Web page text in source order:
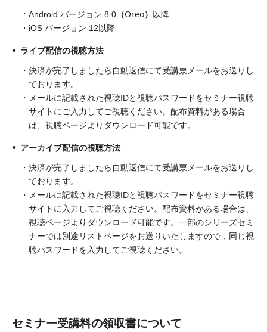
Android バージョン 8.0 （Oreo）
以降
iOS バージョン 12以降
ライブ配信の視聴方法
決済が完了しましたら自動返信にて受講票メールをお送りし
ております。
メールに記載された視聴IDと視聴パスワードをセミナー視聴
サイトにご入力してご視聴ください。配布資料がある場合
は、視聴ページよりダウンロード可能です。
アーカイブ配信の視聴方法
決済が完了しましたら自動返信にて受講票メールをお送りし
ております。
メールに記載された視聴IDと視聴パスワードをセミナー視聴
サイトに入力してご視聴ください。配布資料がある場合は、
視聴ページよりダウンロード可能です。一部のシリーズセミ
ナーでは別途リストページをお送りいたしますので，同じ視
聴パスワードを入力してご視聴ください。
セミナー受講料の領収書について